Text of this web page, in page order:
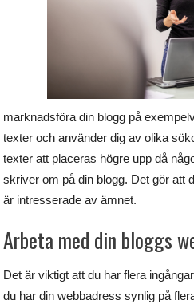
marknadsföra din blogg på
texter och använder dig av olika
texter att placeras högre upp då
skriver om på din blogg. Det gör att
är intresserade av ämnet.
Arbeta med din bloggs
Det är viktigt att du har flera
du har din webbadress synlig på